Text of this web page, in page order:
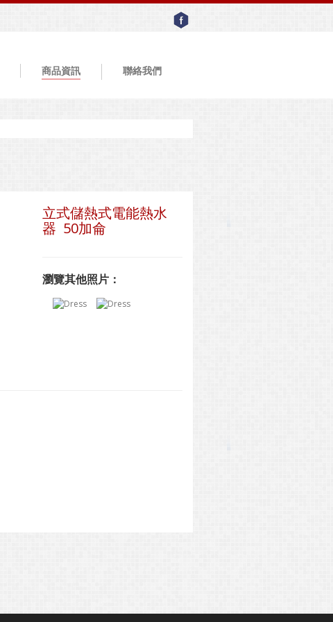
商品資訊 聯絡我們
立式儲熱式電能熱水
器 50加侖
瀏覽其他照片：